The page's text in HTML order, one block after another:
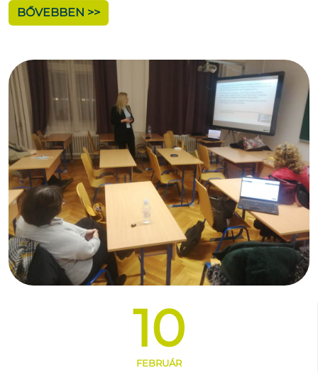
BŐVEBBEN >>
10
FEBRUÁR